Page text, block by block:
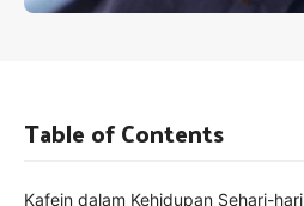
Table of Contents
Kafein dalam Kehidupan Sehari-hari